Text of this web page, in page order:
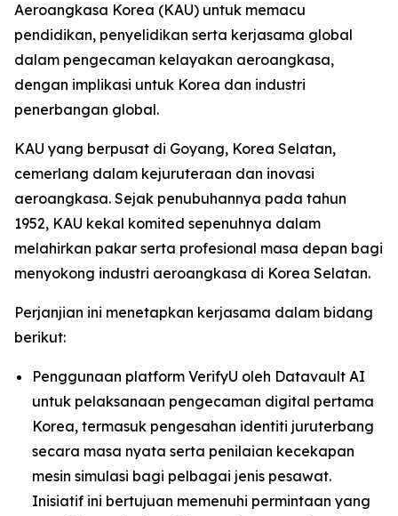
Aeroangkasa Korea (KAU) untuk memacu
pendidikan, penyelidikan serta kerjasama global
dalam pengecaman kelayakan aeroangkasa,
dengan implikasi untuk Korea dan industri
penerbangan global.
KAU yang berpusat di Goyang, Korea Selatan,
cemerlang dalam kejuruteraan dan inovasi
aeroangkasa. Sejak penubuhannya pada tahun
1952, KAU kekal komited sepenuhnya dalam
melahirkan pakar serta profesional masa depan bagi
menyokong industri aeroangkasa di Korea Selatan.
Perjanjian ini menetapkan kerjasama dalam bidang
berikut:
Penggunaan platform VerifyU oleh Datavault AI
untuk pelaksanaan pengecaman digital pertama
Korea, termasuk pengesahan identiti juruterbang
secara masa nyata serta penilaian kecekapan
mesin simulasi bagi pelbagai jenis pesawat.
Inisiatif ini bertujuan memenuhi permintaan yang